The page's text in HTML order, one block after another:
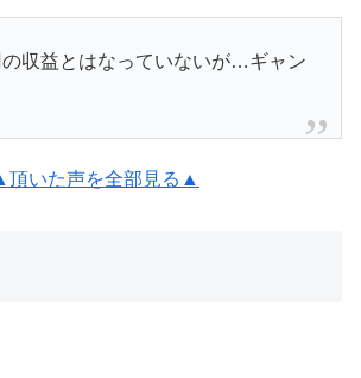
収益とはなっていないが…ギャン
頂いた声を全部見る▲